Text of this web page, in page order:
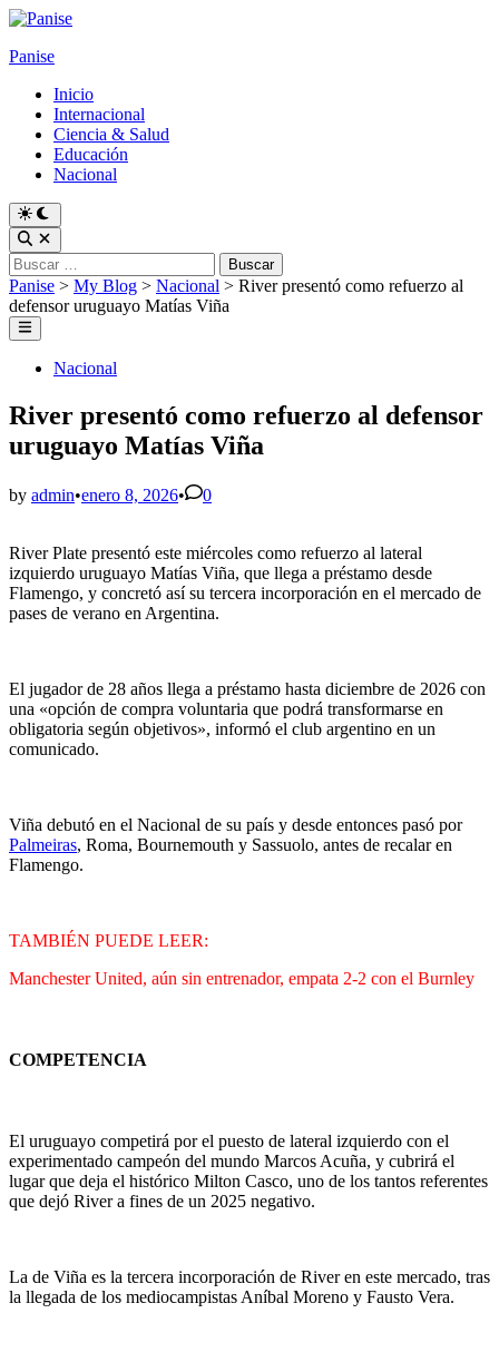
Skip
content
Panise
Inicio
Internacional
Ciencia & Salud
Educación
Nacional
Switch
to
dark
mode
Open
Search
Buscar:
Panise > My Blog > Nacional > River presentó como refuerzo al
defensor uruguayo Matías Viña
Main
Menu
PostedNacional
River presentó como refuerzo al defensor
uruguayo Matías Viña
by admin•enero 8, 2026• 0
River Plate presentó este miércoles como refuerzo al lateral
izquierdo uruguayo Matías Viña, que llega a préstamo desde
Flamengo, y concretó así su tercera incorporación en el mercado de
pases de verano en Argentina.
El jugador de 28 años llega a préstamo hasta diciembre de 2026 con
una «opción de compra voluntaria que podrá transformarse en
obligatoria según objetivos», informó el club argentino en un
comunicado.
Viña debutó en el Nacional de su país y desde entonces pasó por
Palmeiras, Roma, Bournemouth y Sassuolo, antes de recalar en
Flamengo.
TAMBIÉN PUEDE LEER:
Manchester United, aún sin entrenador, empata 2-2 con el Burnley
COMPETENCIA
El uruguayo competirá por el puesto de lateral izquierdo con el
experimentado campeón del mundo Marcos Acuña, y cubrirá el
lugar que deja el histórico Milton Casco, uno de los tantos referentes
que dejó River a fines de un 2025 negativo.
La de Viña es la tercera incorporación de River en este mercado, tras
la llegada de los mediocampistas Aníbal Moreno y Fausto Vera.